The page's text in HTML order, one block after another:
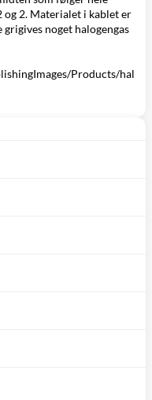
2. Materialet i kablet er
noget halogengas
Products/hal